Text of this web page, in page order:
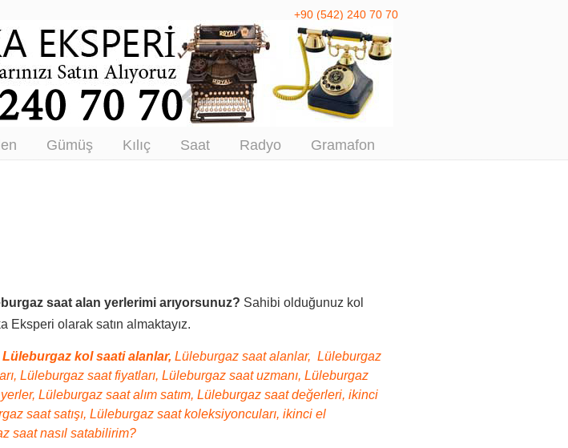
Eşya Alanlar – Antika Alım
+90 (542) 240 70 70
Gümüş Kılıç Saat Radyo Gramafon
saat alan yerlerimi arıyorsunuz? Sahibi olduğunuz kol
Eksperi olarak satın almaktayız.
Lüleburgaz kol saati alanlar, Lüleburgaz saat alanlar, Lüleburgaz
Lüleburgaz saat fiyatları, Lüleburgaz saat uzmanı, Lüleburgaz
Lüleburgaz saat alım satım, Lüleburgaz saat değerleri, ikinci
saat satışı, Lüleburgaz saat koleksiyoncuları, ikinci el
saat nasıl satabilirim?